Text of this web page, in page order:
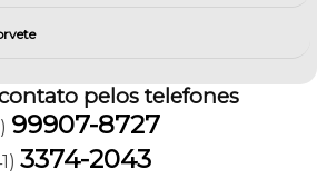
pelos telefones
99907-8727
3374-2043